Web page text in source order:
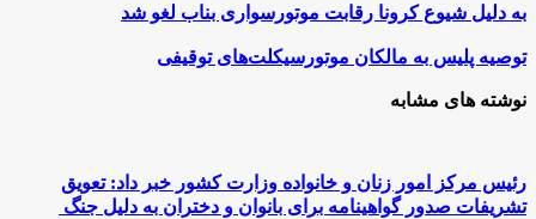
به
شیوع
کرونا
رقابت
موتورسواری
شد
به دلیل شیوع کرونا رقابت موتورسواری بناب لغو شد
توصیه
پلیس
به
مالکان
توصیه پلیس به مالکان موتورسیکلت‌های توقیفی
نوشته های مشابه
رئیس مرکز امور زنان و خانواده وزارت کشور خبر داد: تعویق
تشریفات صدور گواهینامه برای بانوان و دختران به دلیل جنگ